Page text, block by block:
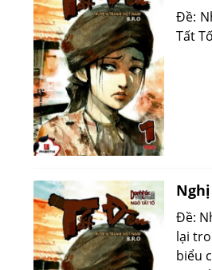
Đề:
Tất
Đề:
lại
biểu